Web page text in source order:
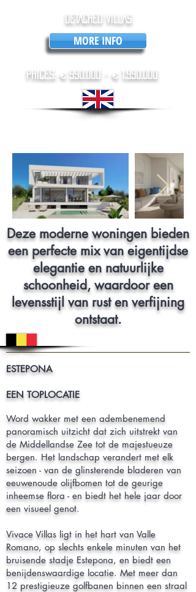
DETACHED VILLAS
MORE INFO
prices: € 990.000 - € 1.990.000
Deze moderne woningen bieden
een perfecte mix van eigentijdse
elegantie en natuurlijke
schoonheid, waardoor een
levensstijl van rust en verfijning
ontstaat.
ESTEPONA
EEN TOPLOCATIE
Word wakker met een adembenemend
panoramisch uitzicht dat zich uitstrekt van
de Middellandse Zee tot de majestueuze
bergen. Het landschap verandert met elk
seizoen - van de glinsterende bladeren van
eeuwenoude olijfbomen tot de geurige
inheemse flora - en biedt het hele jaar door
een visueel genot.
Vivace Villas ligt in het hart van Valle
Romano, op slechts enkele minuten van het
bruisende stadje Estepona, en biedt een
benijdenswaardige locatie. Met meer dan
12 prestigieuze golfbanen binnen een straal